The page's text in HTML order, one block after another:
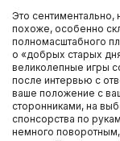
Это сентиментально,
похоже, особенно
полномасштабного
о «добрых старых
великолепные игры
после интервью с
ваше положение с
сторонниками, на
спонсорства по
немного